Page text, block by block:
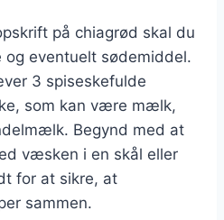
på chiagrød skal du
eventuelt sødemiddel.
3 spiseskefulde
som kan være mælk,
Begynd med at
væsken i en skål eller
for at sikre, at
sammen.